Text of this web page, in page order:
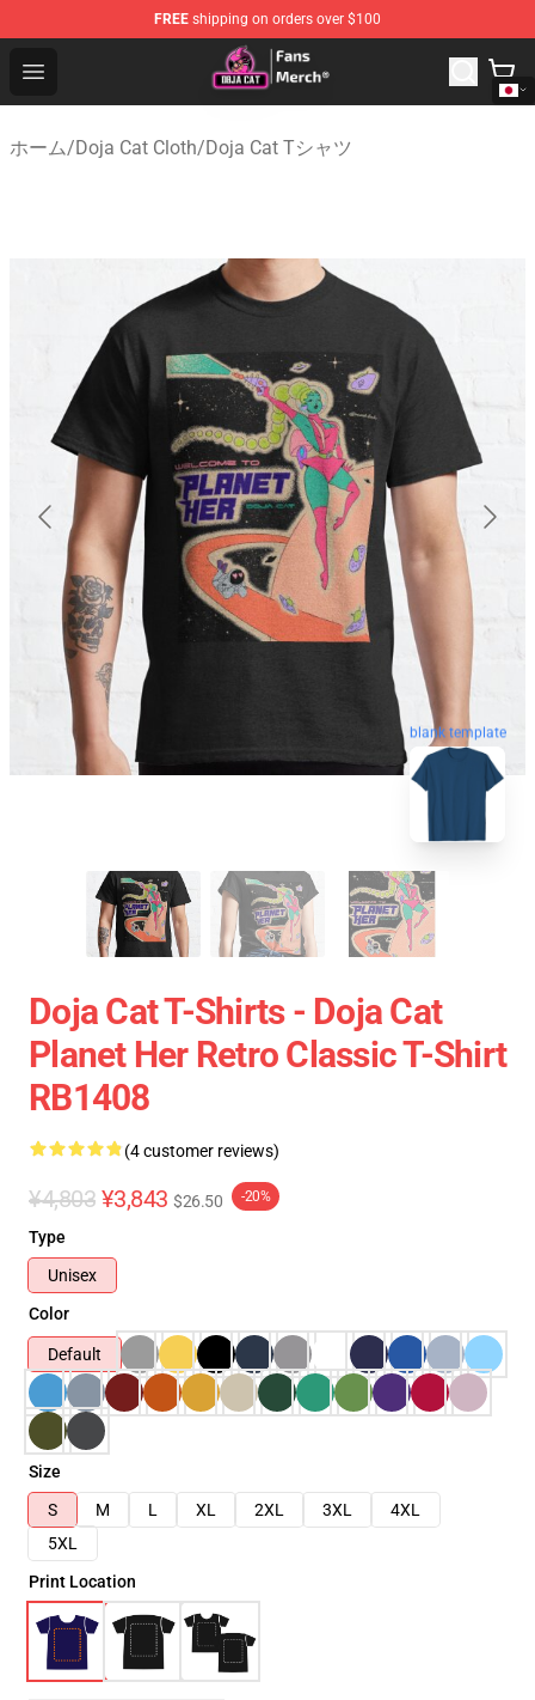
FREE shipping on orders over $100
Open menu
Doja Cat Store - Official Doja Cat Merchandise Shop
ホーム/Doja Cat Cloth/Doja Cat Tシャツ
blank template
Doja Cat T-Shirts - Doja Cat
Planet Her Retro Classic T-Shirt
RB1408
(4 customer reviews)
¥4,803 ¥3,843 $26.50 -20%
Type
Unisex
Color
Default
Size
S
M L XL 2XL 3XL
4XL
5XL
Print Location